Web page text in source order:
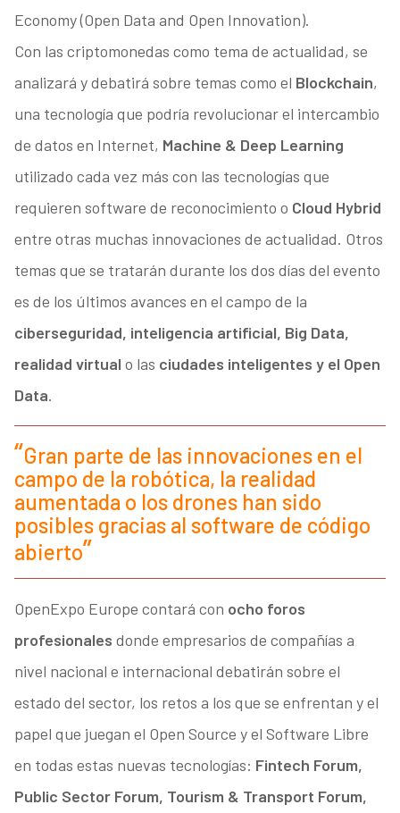
Economy (Open Data and Open Innovation).
Con las criptomonedas como tema de actualidad, se
analizará y debatirá sobre temas como el Blockchain,
una tecnología que podría revolucionar el intercambio
de datos en Internet, Machine & Deep Learning
utilizado cada vez más con las tecnologías que
requieren software de reconocimiento o Cloud Hybrid
entre otras muchas innovaciones de actualidad. Otros
temas que se tratarán durante los dos días del evento
es de los últimos avances en el campo de la
ciberseguridad, inteligencia artificial, Big Data,
realidad virtual o las ciudades inteligentes y el Open
Data.
Gran parte de las innovaciones en el
campo de la robótica, la realidad
aumentada o los drones han sido
posibles gracias al software de código
abierto
OpenExpo Europe contará con ocho foros
profesionales donde empresarios de compañías a
nivel nacional e internacional debatirán sobre el
estado del sector, los retos a los que se enfrentan y el
papel que juegan el Open Source y el Software Libre
en todas estas nuevas tecnologías: Fintech Forum,
Public Sector Forum, Tourism & Transport Forum,